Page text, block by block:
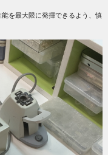
を最大限に発揮できるよう、慎